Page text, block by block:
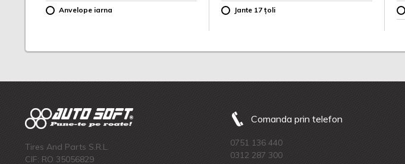
Anvelope iarna Jante 17 țoli
Tires And Parts S.R.L.
CIF: RO 35056829
Comanda prin telefon
0751 136 440
0312 287 300